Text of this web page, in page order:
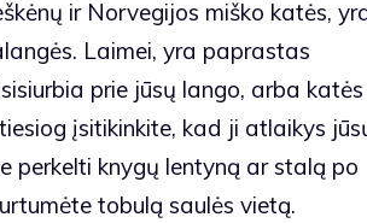
ir Norvegijos miško katės,
Laimei, yra paprastas
prie jūsų lango, arba katės
įsitikinkite, kad ji atlaikys
perkelti knygų lentyną ar stalą po
tobulą saulės vietą.